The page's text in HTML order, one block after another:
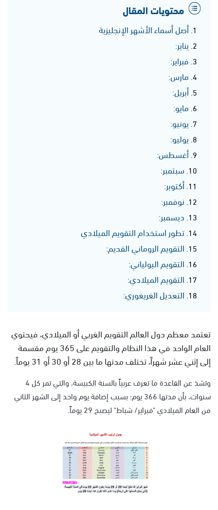
محتويات المقال
أصل أسماء الأشهر الإنجليزية
يناير:
فبراير:
مارس:
أبريل:
مايو:
يونيو:
يوليو:
أغسطس:
سبتمبر:
أكتوبر:
نوفمبر:
ديسمبر:
تطور استخدام التقويم الميلادي
التقويم الروماني القديم:
التقويم اليولياني:
التقويم الميلادي:
التعديل الغريغوري:
تعتمد معظم دول العالم التقويم الغربي أو الميلادي، فيحتوي
العام الواحد في هذا النظام والتقويم على 365 يوم مقسمة
إلى إثني عشر شهراً، تختلف مدتها ما بين 28 أو 30 أو 31 يوماً.
وتشذ عن القاعدة ما تعرف عربياً بالسنة الكبيسة، والتي تمر كل 4
سنوات، بأن مدتها 366 يوم؛ بسبب إضافة يوم واحد إلى الشهر الثاني
من العام الميلادي "فبراير/ شباط" ليصبح 29 يوماً.